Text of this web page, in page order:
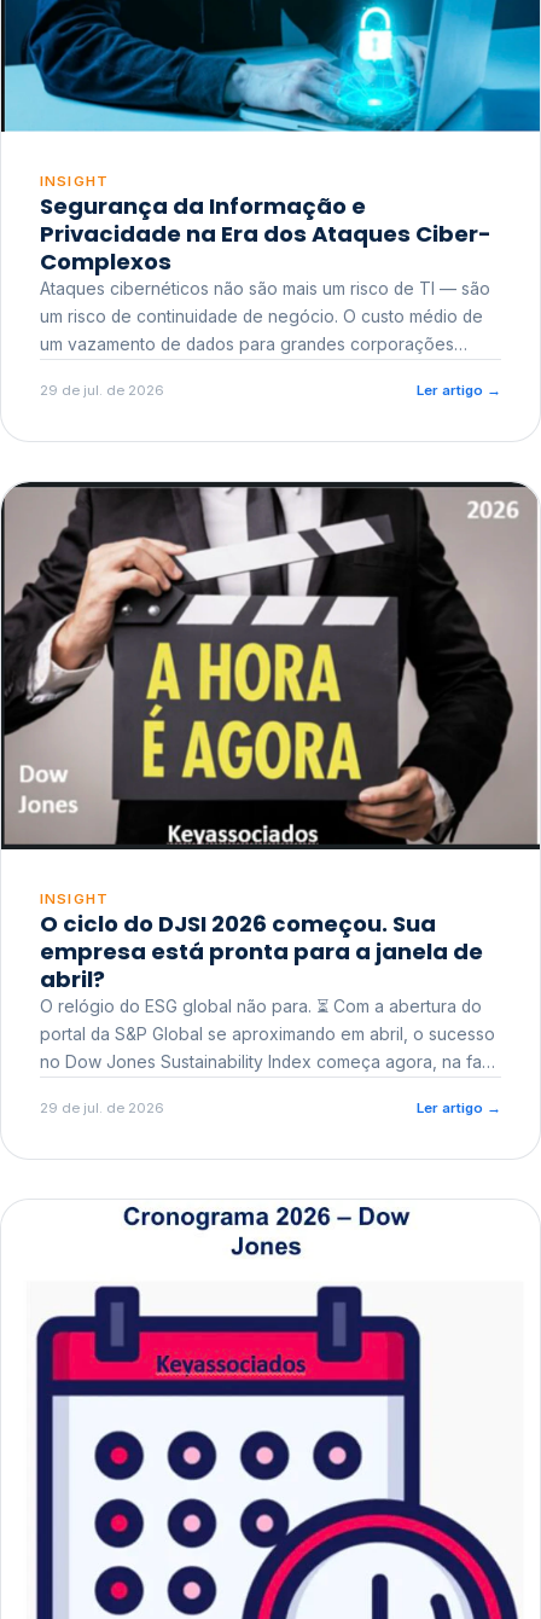
INSIGHT
Segurança da Informação e
Privacidade na Era dos Ataques Ciber-
Complexos
Ataques cibernéticos não são mais um risco de TI — são
um risco de continuidade de negócio. O custo médio de
um vazamento de dados para grandes corporações
reputacional e o risco regulatório junto a órgãos como a
29 de jul. de 2026 Ler artigo →
INSIGHT
O ciclo do DJSI 2026 começou. Sua
empresa está pronta para a janela de
abril?
O relógio do ESG global não para. ⏳ Com a abertura do
portal da S&P Global se aproximando em abril, o sucesso
no Dow Jones Sustainability Index começa agora, na fase
29 de jul. de 2026 Ler artigo →